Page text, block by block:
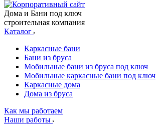
Дома и Бани под ключ
строительная компания
Каталог
Каркасные бани
Бани из бруса
Мобильные бани из бруса под ключ
Мобильные каркасные бани под ключ
Каркасные дома
Дома из бруса
Как мы работаем
Наши работы